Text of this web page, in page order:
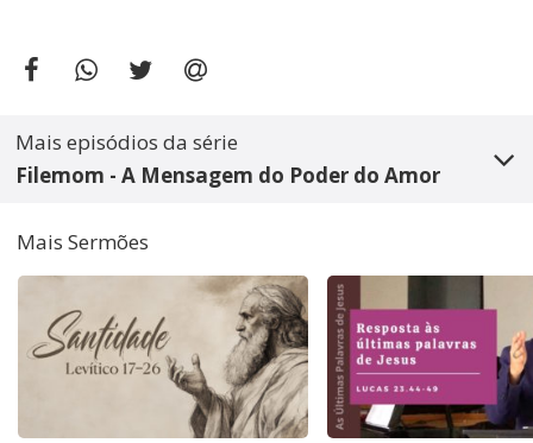
Mais episódios da série
Filemom - A Mensagem do Poder do Amor
Mais Sermões